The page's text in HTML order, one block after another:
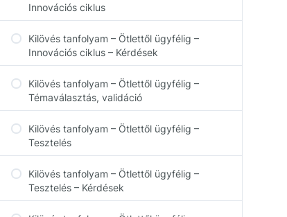
Innovációs ciklus
Kilövés tanfolyam – Ötlettől ügyfélig –
Innovációs ciklus – Kérdések
Kilövés tanfolyam – Ötlettől ügyfélig –
Témaválasztás, validáció
Kilövés tanfolyam – Ötlettől ügyfélig –
Tesztelés
Kilövés tanfolyam – Ötlettől ügyfélig –
Tesztelés – Kérdések